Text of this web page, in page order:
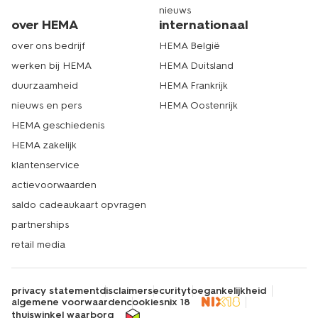
nieuwe paraplu nodig? Kom dan gezellig langs in één
van onze 500 winkels. Met zoveel filialen zit er altijd wel
een HEMA-winkel bij jou in de buurt. Tot snel! Echt
nieuws
over HEMA
over ons bedrijf
werken bij HEMA
duurzaamheid
nieuws en pers
HEMA geschiedenis
HEMA zakelijk
klantenservice
actievoorwaarden
saldo cadeaukaart opvragen
partnerships
retail media
internationaal
HEMA België
HEMA Duitsland
HEMA Frankrijk
HEMA Oostenrijk
privacy statementdisclaimersecuritytoegankelijkheid
algemene voorwaardencookiesnix 18
thuiswinkel waarborg